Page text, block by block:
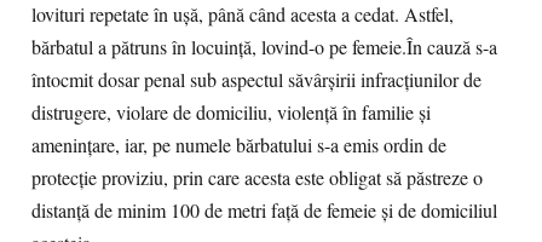
lovituri repetate în ușă, până când acesta a cedat. Astfel,
bărbatul a pătruns în locuință, lovind-o pe femeie.În cauză s-a
întocmit dosar penal sub aspectul săvârșirii infracțiunilor de
distrugere, violare de domiciliu, violență în familie și
amenințare, iar, pe numele bărbatului s-a emis ordin de
protecție proviziu, prin care acesta este obligat să păstreze o
distanță de minim 100 de metri față de femeie și de domiciliul